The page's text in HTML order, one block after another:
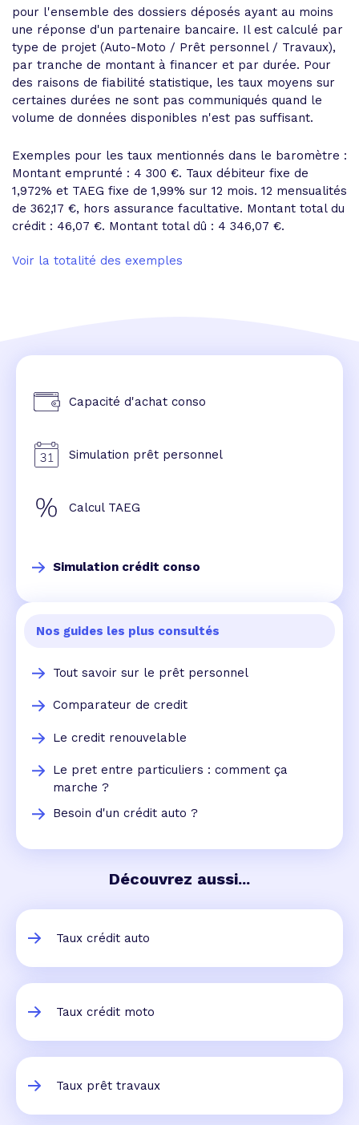
pour l'ensemble des dossiers déposés ayant au moins
une réponse d'un partenaire bancaire. Il est calculé par
type de projet (Auto-Moto / Prêt personnel / Travaux),
par tranche de montant à financer et par durée. Pour
des raisons de fiabilité statistique, les taux moyens sur
certaines durées ne sont pas communiqués quand le
volume de données disponibles n'est pas suffisant.
Exemples pour les taux mentionnés dans le baromètre :
Montant emprunté : 4 300 €. Taux débiteur fixe de
1,972% et TAEG fixe de 1,99% sur 12 mois. 12 mensualités
de 362,17 €, hors assurance facultative. Montant total du
crédit : 46,07 €. Montant total dû : 4 346,07 €.
Voir la totalité des exemples
Capacité d'achat conso
Simulation prêt personnel
Calcul TAEG
Simulation crédit conso
Nos guides les plus consultés
Tout savoir sur le prêt personnel
Comparateur de credit
Le credit renouvelable
Le pret entre particuliers : comment ça
marche ?
Besoin d'un crédit auto ?
Découvrez aussi...
Taux crédit auto
Taux crédit moto
Taux prêt travaux